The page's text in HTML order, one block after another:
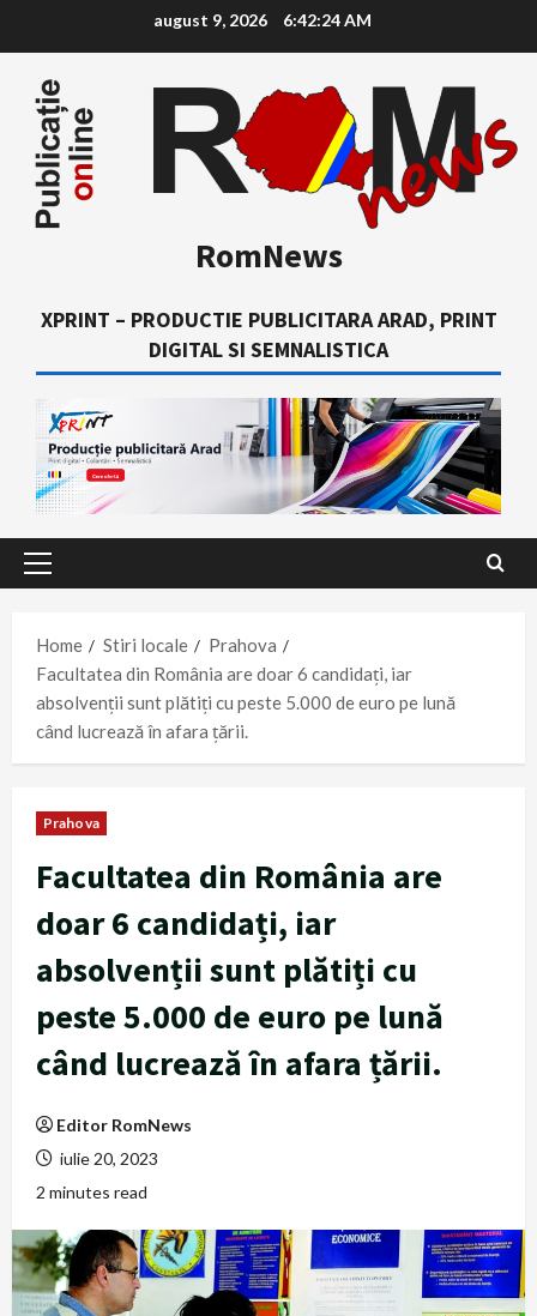
content
august 9, 2026 6:42:25 AM
RomNews
XPRINT – PRODUCTIE PUBLICITARA ARAD, PRINT
DIGITAL SI SEMNALISTICA
Primary
Home
Stiri locale
Prahova
Facultatea din România are doar 6 candidați, iar
absolvenții sunt plătiți cu peste 5.000 de euro pe lună
când lucrează în afara țării.
Prahova
Facultatea din România are
doar 6 candidați, iar
absolvenții sunt plătiți cu
peste 5.000 de euro pe lună
când lucrează în afara țării.
Editor RomNews
iulie 20, 2023
2 minutes read